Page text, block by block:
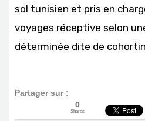
sol tunisien et pris en
voyages réceptive selon
déterminée dite de
Partager sur :
0
Shares